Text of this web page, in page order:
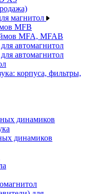
магнитол
MFB
MFA, MFAB
автомагнитол
автомагнитол
корпуса, фильтры,
динамиков
динамиков